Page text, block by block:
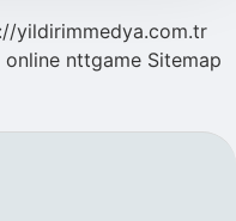
yildirimmedya.com.tr
online nttgame Sitemap